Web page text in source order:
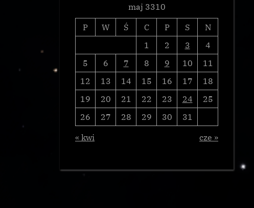
maj 3310
P
W Ś C P S
N
1
2 3
4
5
6 7 8 9 10
11
12
13 14 15 16 17
18
19
20 21 22 23 24
25
26
27 28 29 30
31
« kwi
cze »